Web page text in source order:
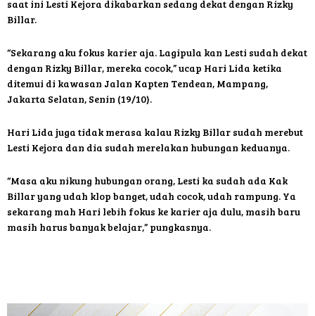
saat ini Lesti Kejora dikabarkan sedang dekat dengan Rizky
Billar.
“Sekarang aku fokus karier aja. Lagipula kan Lesti sudah dekat
dengan Rizky Billar, mereka cocok,” ucap Hari Lida ketika
ditemui di kawasan Jalan Kapten Tendean, Mampang,
Jakarta Selatan, Senin (19/10).
Hari Lida juga tidak merasa kalau Rizky Billar sudah merebut
Lesti Kejora dan dia sudah merelakan hubungan keduanya.
“Masa aku nikung hubungan orang, Lesti ka sudah ada Kak
Billar yang udah klop banget, udah cocok, udah rampung. Ya
sekarang mah Hari lebih fokus ke karier aja dulu, masih baru
masih harus banyak belajar,” pungkasnya.